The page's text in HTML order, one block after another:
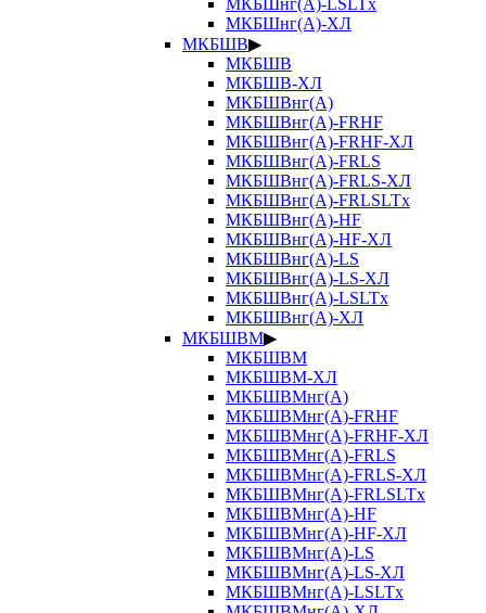
МКБШнг(А)-LSLTx
МКБШнг(А)-ХЛ
МКБШВ▶
МКБШВ
МКБШВ-ХЛ
МКБШВнг(А)
МКБШВнг(А)-FRHF
МКБШВнг(А)-FRHF-ХЛ
МКБШВнг(А)-FRLS
МКБШВнг(А)-FRLS-ХЛ
МКБШВнг(А)-FRLSLTx
МКБШВнг(А)-HF
МКБШВнг(А)-HF-ХЛ
МКБШВнг(А)-LS
МКБШВнг(А)-LS-ХЛ
МКБШВнг(А)-LSLTx
МКБШВнг(А)-ХЛ
МКБШВМ▶
МКБШВМ
МКБШВМ-ХЛ
МКБШВМнг(А)
МКБШВМнг(А)-FRHF
МКБШВМнг(А)-FRHF-ХЛ
МКБШВМнг(А)-FRLS
МКБШВМнг(А)-FRLS-ХЛ
МКБШВМнг(А)-FRLSLTx
МКБШВМнг(А)-HF
МКБШВМнг(А)-HF-ХЛ
МКБШВМнг(А)-LS
МКБШВМнг(А)-LS-ХЛ
МКБШВМнг(А)-LSLTx